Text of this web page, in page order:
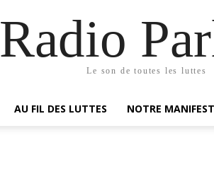
Radio
Le son de toutes les luttes
AU FIL DES LUTTES NOTRE